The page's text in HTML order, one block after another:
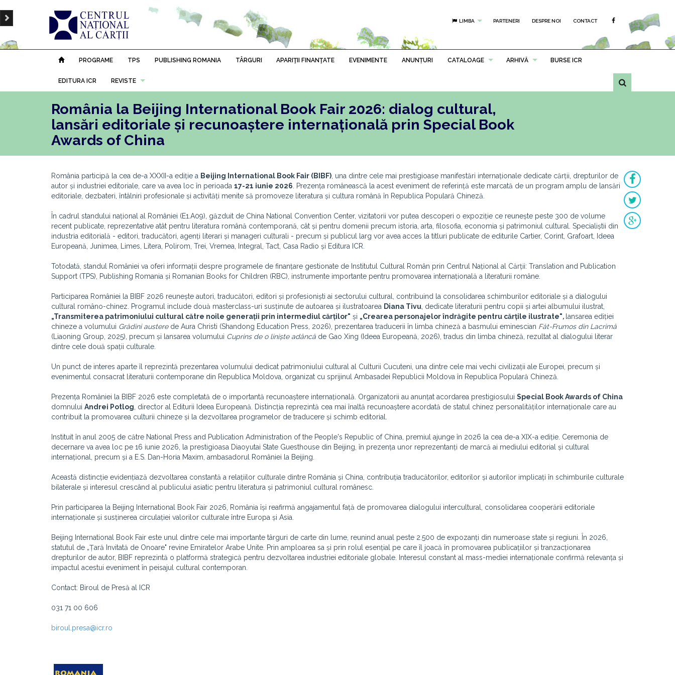
LIMBA PARTENERI DESPRE NOI CONTACT
PROGRAME TPS PUBLISHING ROMANIA TÂRGURI APARIŢII FINANŢATE EVENIMENTE ANUNȚURI CATALOAGE ARHIVĂ BURSE ICR
EDITURA ICR REVISTE
România la Beijing International Book Fair 2026: dialog cultural,
lansări editoriale și recunoaștere internațională prin Special Book
Awards of China
România participă la cea de-a XXXII-a ediție a Beijing International Book Fair (BIBF) , una dintre cele mai prestigioase manifestări internaționale dedicate cărții, drepturilor de
autor și industriei editoriale, care va avea loc în perioada 17-21 iunie 2026 . Prezența românească la acest eveniment de referință este marcată de un program amplu de lansări
editoriale, dezbateri, întâlniri profesionale și activități menite să promoveze literatura și cultura română în Republica Populară Chineză.
În cadrul standului național al României (E1.A09), găzduit de China National Convention Center, vizitatorii vor putea descoperi o expoziție ce reunește peste 300 de volume
recent publicate, reprezentative atât pentru literatura română contemporană, cât și pentru domenii precum istoria, arta, filosofia, economia și patrimoniul cultural. Specialiștii din
industria editorială - editori, traducători, agenți literari și manageri culturali - precum și publicul larg vor avea acces la titluri publicate de editurile Cartier, Corint, Grafoart, Ideea
Europeană, Junimea, Limes, Litera, Polirom, Trei, Vremea, Integral, Tact, Casa Radio și Editura ICR.
Totodată, standul României va oferi informații despre programele de finanțare gestionate de Institutul Cultural Român prin Centrul Național al Cărții: Translation and Publication
Support (TPS), Publishing Romania și Romanian Books for Children (RBC), instrumente importante pentru promovarea internațională a literaturii române.
Participarea României la BIBF 2026 reunește autori, traducători, editori și profesioniști ai sectorului cultural, contribuind la consolidarea schimburilor editoriale și a dialogului
cultural româno-chinez.
Programul include două masterclass-uri susținute de autoarea și ilustratoarea Diana Tivu , dedicate literaturii pentru copii și artei albumului ilustrat,
„Transmiterea patrimoniului cultural către noile generații prin intermediul cărților" și „Crearea personajelor îndrăgite pentru cărțile ilustrate", lansarea ediției
chineze a volumului Grădini austerede Aura Christi (Shandong Education Press, 2026), prezentarea traducerii în limba chineză a basmului eminescian Făt-Frumos din Lacrimă
(Liaoning Group, 2025), precum și lansarea volumului Cuprins de o liniște adâncă de Gao Xing (Ideea Europeană, 2026), tradus din limba chineză, rezultat al dialogului literar
dintre cele două spații culturale.
Un punct de interes aparte îl reprezintă prezentarea volumului dedicat patrimoniului cultural al Culturii Cucuteni, una dintre cele mai vechi civilizații ale Europei, precum și
evenimentul consacrat literaturii contemporane din Republica Moldova, organizat cu sprijinul Ambasadei Republicii Moldova în Republica Populară Chineză.
Prezența României la BIBF 2026 este completată de o importantă recunoaștere internațională. Organizatorii au anunțat acordarea prestigiosului Special Book Awards of China
domnului Andrei Potlog , director al Editurii Ideea Europeană. Distincția reprezintă cea mai înaltă recunoaștere acordată de statul chinez personalităților internaționale care au
contribuit la promovarea culturii chineze și la dezvoltarea programelor de traducere și schimb editorial.
Instituit în anul 2005 de către National Press and Publication Administration of the People's Republic of China, premiul ajunge în 2026 la cea de-a XIX-a ediție. Ceremonia de
decernare va avea loc pe 16 iunie 2026, la prestigioasa Diaoyutai State Guesthouse din Beijing, în prezența unor reprezentanți de marcă ai mediului editorial și cultural
internațional, precum și a E.S. Dan-Horia Maxim, ambasadorul României la Beijing.
Această distincție evidențiază dezvoltarea constantă a relațiilor culturale dintre România și China, contribuția traducătorilor, editorilor și autorilor implicați în schimburile culturale
bilaterale și interesul crescând al publicului asiatic pentru literatura și patrimoniul cultural românesc.
Prin participarea la Beijing International Book Fair 2026, România își reafirmă angajamentul față de promovarea dialogului intercultural, consolidarea cooperării editoriale
internaționale și susținerea circulației valorilor culturale între Europa și Asia.
Beijing International Book Fair este unul dintre cele mai importante târguri de carte din lume, reunind anual peste 2.500 de expozanți din numeroase state și regiuni. În 2026,
statutul de „Țară Invitată de Onoare" revine Emiratelor Arabe Unite. Prin amploarea sa și prin rolul esențial pe care îl joacă în promovarea publicațiilor și tranzacționarea
drepturilor de autor, BIBF reprezintă o platformă strategică pentru dezvoltarea industriei editoriale globale. Interesul constant al mass-mediei internaționale confirmă relevanța și
impactul acestui eveniment în peisajul cultural contemporan.
Contact: Biroul de Presă al ICR
031 71 00 606
biroul.presa@icr.ro